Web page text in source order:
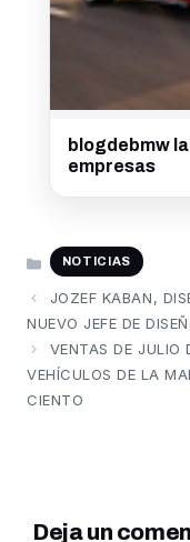
blogdebmw
empresas
CATEGORÍAS
NOTICIAS
JOZEF KABAN,
NUEVO JEFE DE
VENTAS DE JULIO
VEHÍCULOS DE LA
CIENTO
Deja un